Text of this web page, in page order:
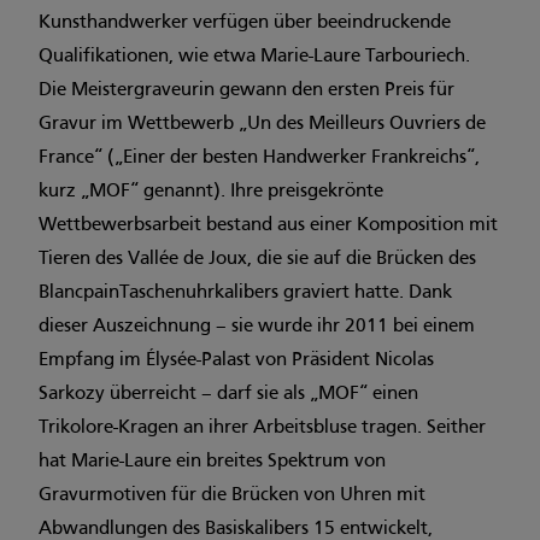
Kunsthandwerker verfügen über beeindruckende
Qualifikationen, wie etwa Marie-Laure Tarbouriech.
Die Meistergraveurin gewann den ersten Preis für
Gravur im Wettbewerb „Un des Meilleurs Ouvriers de
France“ („Einer der besten Handwerker Frankreichs“,
kurz „MOF“ genannt). Ihre preisgekrönte
Wettbewerbsarbeit bestand aus einer Komposition mit
Tieren des Vallée de Joux, die sie auf die Brücken des
BlancpainTaschenuhrkalibers graviert hatte. Dank
dieser Auszeichnung – sie wurde ihr 2011 bei einem
Empfang im Élysée-Palast von Präsident Nicolas
Sarkozy überreicht – darf sie als „MOF“ einen
Trikolore-Kragen an ihrer Arbeitsbluse tragen. Seither
hat Marie-Laure ein breites Spektrum von
Gravurmotiven für die Brücken von Uhren mit
Abwandlungen des Basiskalibers 15 entwickelt,